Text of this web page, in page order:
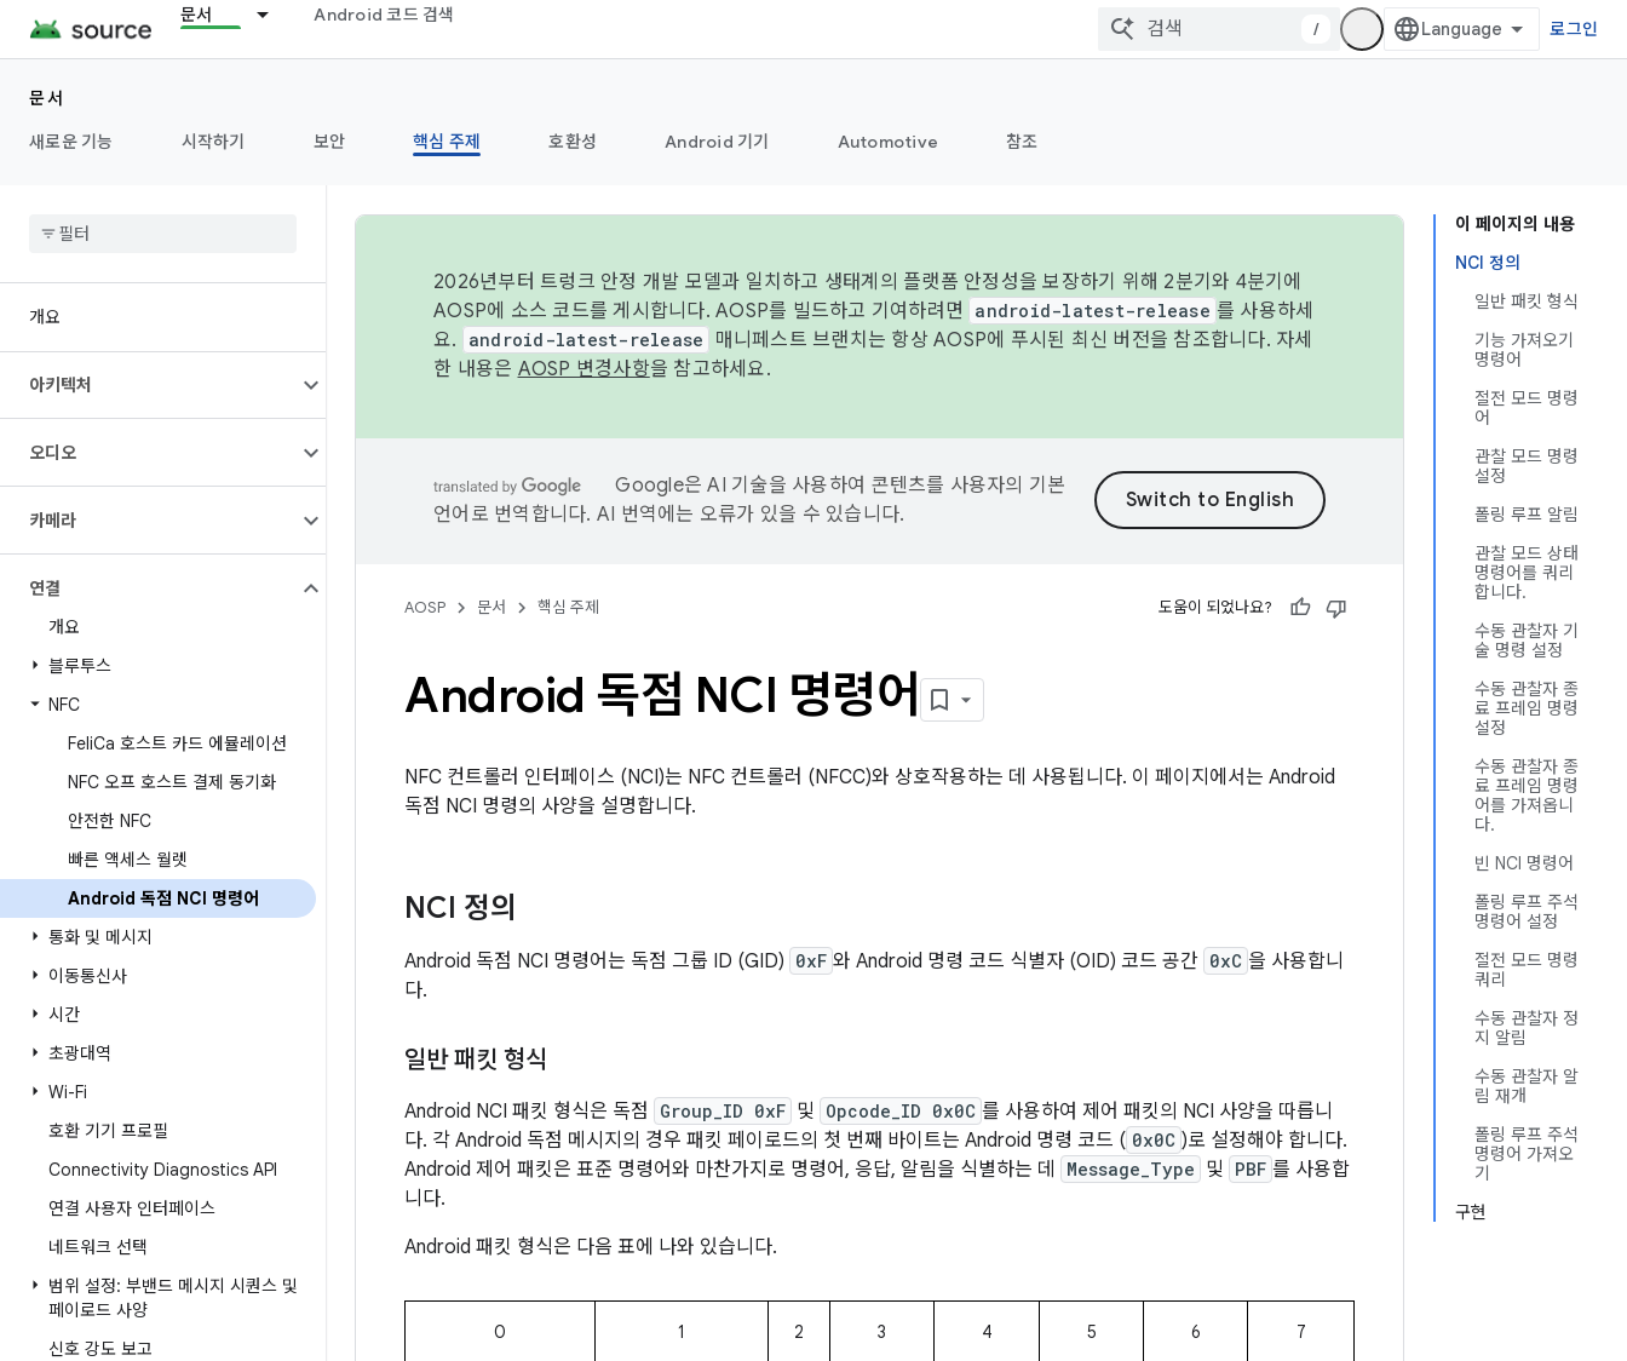
문서 Android 코드 검색
/ 로그인
문서
새로운 기능
시작하기 보안 핵심 주제 호환성 Android 기기 Automotive 참조
개요
아키텍처
오디오
카메라
연결
개요
블루투스
NFC
FeliCa 호스트 카드 에뮬레이션
NFC 오프 호스트 결제 동기화
안전한 NFC
빠른 액세스 월렛
Android 독점 NCI 명령어
통화 및 메시지
이동통신사
시간
초광대역
Wi-Fi
호환 기기 프로필
Connectivity Diagnostics API
연결 사용자 인터페이스
네트워크 선택
범위 설정: 부밴드 메시지 시퀀스 및
페이로드 사양
신호 강도 보고
이 페이지의 내용
NCI 정의
일반 패킷 형식
기능 가져오기
명령어
절전 모드 명령
어
관찰 모드 명령
설정
폴링 루프 알림
관찰 모드 상태
명령어를 쿼리
합니다.
수동 관찰자 기
술 명령 설정
수동 관찰자 종
료 프레임 명령
설정
수동 관찰자 종
료 프레임 명령
어를 가져옵니
다.
빈 NCI 명령어
폴링 루프 주석
명령어 설정
절전 모드 명령
쿼리
수동 관찰자 정
지 알림
수동 관찰자 알
림 재개
폴링 루프 주석
명령어 가져오
기
구현
2026년부터 트렁크 안정 개발 모델과 일치하고 생태계의 플랫폼 안정성을 보장하기 위해 2분기와 4분기에
AOSP에 소스 코드를 게시합니다. AOSP를 빌드하고 기여하려면
android-latest-release 를 사용하세
요.
android-latest-release
매니페스트 브랜치는 항상 AOSP에 푸시된 최신 버전을 참조합니다. 자세
한 내용은 AOSP 변경사항을 참고하세요.
Google은 AI 기술을 사용하여 콘텐츠를 사용자의 기본
언어로 번역합니다. AI 번역에는 오류가 있을 수 있습니다.
AOSP 문서 핵심 주제 도움이 되었나요?
Android 독점 NCI 명령어
NFC 컨트롤러 인터페이스 (NCI)는 NFC 컨트롤러 (NFCC)와 상호작용하는 데 사용됩니다. 이 페이지에서는 Android
독점 NCI 명령의 사양을 설명합니다.
NCI 정의
Android 독점 NCI 명령어는 독점 그룹 ID (GID) 0xF 와 Android 명령 코드 식별자 (OID) 코드 공간 0xC 을 사용합니
다.
일반 패킷 형식
Android NCI 패킷 형식은 독점 Group_ID 0xF 및 Opcode_ID 0x0C 를 사용하여 제어 패킷의 NCI 사양을 따릅니
다. 각 Android 독점 메시지의 경우 패킷 페이로드의 첫 번째 바이트는 Android 명령 코드 ( 0x0C )로 설정해야 합니다.
Android 제어 패킷은 표준 명령어와 마찬가지로 명령어, 응답, 알림을 식별하는 데
Message_Type 및 PBF 를 사용합
니다.
Android 패킷 형식은 다음 표에 나와 있습니다.
0 1 2 3 4 5 6 7